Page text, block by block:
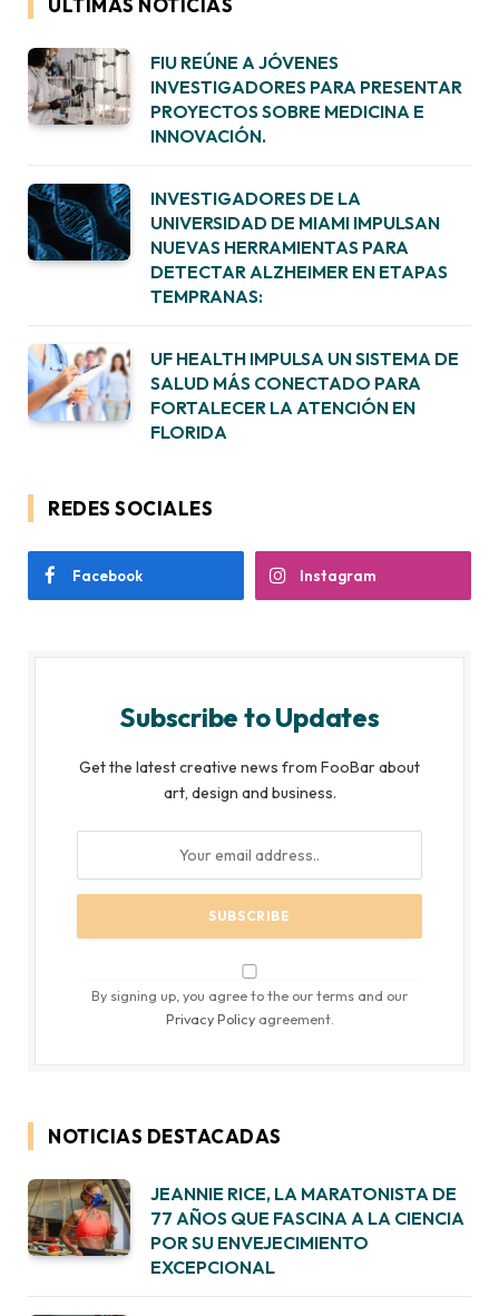
FIU REÚNE A JÓVENES
INVESTIGADORES PARA PRESENTAR
PROYECTOS SOBRE MEDICINA E
INNOVACIÓN.
INVESTIGADORES DE LA
UNIVERSIDAD DE MIAMI IMPULSAN
NUEVAS HERRAMIENTAS PARA
DETECTAR ALZHEIMER EN ETAPAS
TEMPRANAS:
UF HEALTH IMPULSA UN SISTEMA DE
SALUD MÁS CONECTADO PARA
FORTALECER LA ATENCIÓN EN
FLORIDA
REDES SOCIALES
Facebook Instagram
Subscribe to Updates
Get the latest creative news from FooBar about
art, design and business.
By signing up, you agree to the our terms and our
Privacy Policyagreement.
NOTICIAS DESTACADAS
JEANNIE RICE, LA MARATONISTA DE
77 AÑOS QUE FASCINA A LA CIENCIA
POR SU ENVEJECIMIENTO
EXCEPCIONAL